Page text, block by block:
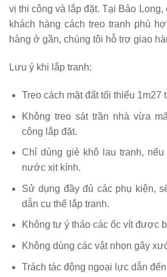
vị thi công và lắp đặt. Tại Bảo
khách hàng cách treo tranh phù
hàng ở gần, chúng tôi hỗ trợ giao
Lưu ý khi lắp tranh:
Treo cách mặt đất tối thiểu 1m27
Không treo sát trần nhà vừa
công lắp đặt.
Chỉ dùng giẻ khô lau tranh,
nước xịt kính.
Sử dụng đầy đủ các phụ kiện,
dẫn cụ thể lắp tranh.
Không tự ý tháo các ốc vít được
Không dùng các vật nhọn gây
Trách tác động ngoại lực dẫn